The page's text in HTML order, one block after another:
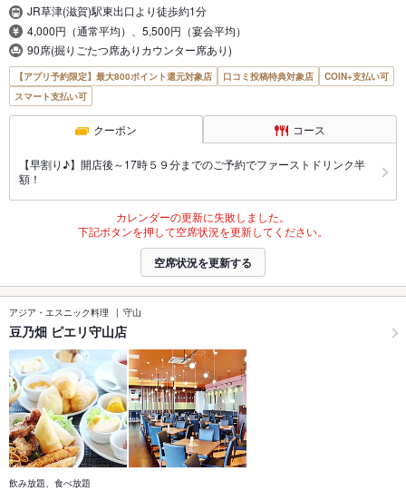
JR草津(滋賀)駅東出口より徒歩約1分
4,000円（通常平均）、5,500円（宴会平均）
90席(掘りごたつ席ありカウンター席あり)
【アプリ予約限定】最大800ポイント還元対象店 口コミ投稿特典対象店
COIN+支払い可
スマート支払い可
クーポン コース
【早割り♪】開店後～17時５９分までのご予約でファーストドリンク半
額！
カレンダーの更新に失敗しました。
下記ボタンを押して空席状況を更新してください。
空席状況を更新する
アジア・エスニック料理 守山
豆乃畑 ピエリ守山店
飲み放題、食べ放題